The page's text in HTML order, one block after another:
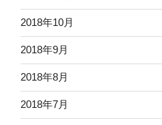
2018年10月
2018年9月
2018年8月
2018年7月